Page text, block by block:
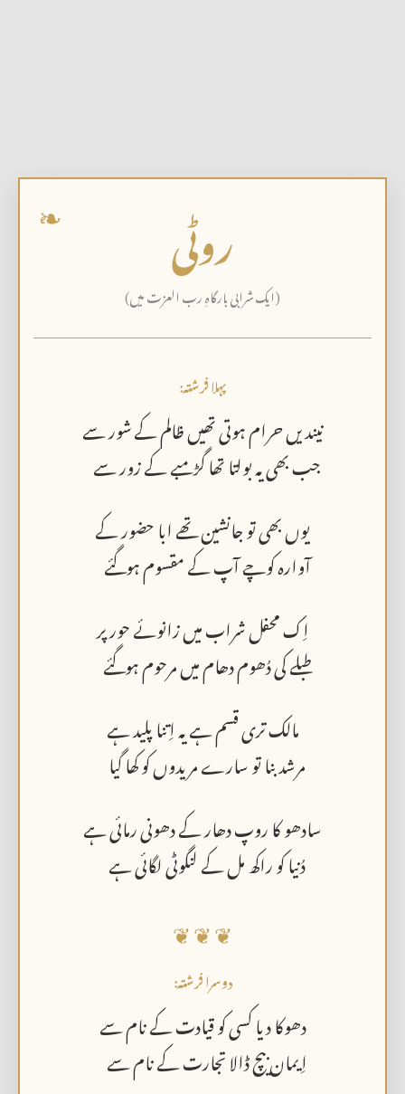
روٹی
(ایک شرابی بارگاہِ رب العزت میں)
پہلا فرشتہ:
نیندیں حرام ہوتی تھیں ظالم کے شور سے
جب بھی یہ بولتا تھا گڑمبے کے زور سے
یوں بھی تو جانشین تھے ابا حضور کے
آوارہ کوچے آپ کے مقسوم ہوگئے
اِک محفل شراب میں زانوئے حور پر
طبلے کی دُھوم دھام میں مرحوم ہوگئے
مالک تری قسم ہے یہ اِتنا پلید ہے
مرشد بنا تو سارے مریدوں کو کھا گیا
سادھو کا روپ دھار کے دھونی رمائی ہے
دُنیا کو راکھ مل کے لنگوٹی لگائی ہے
❦ ❦ ❦
دوسرا فرشتہ:
دھوکا دیا کسی کو قیادت کے نام سے
اِیمان بیچ ڈالا تجارت کے نام سے